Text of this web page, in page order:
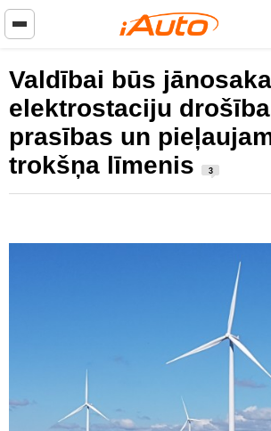
Valdībai būs
elektrostaciju
prasības un
trokšņa līmenis
3